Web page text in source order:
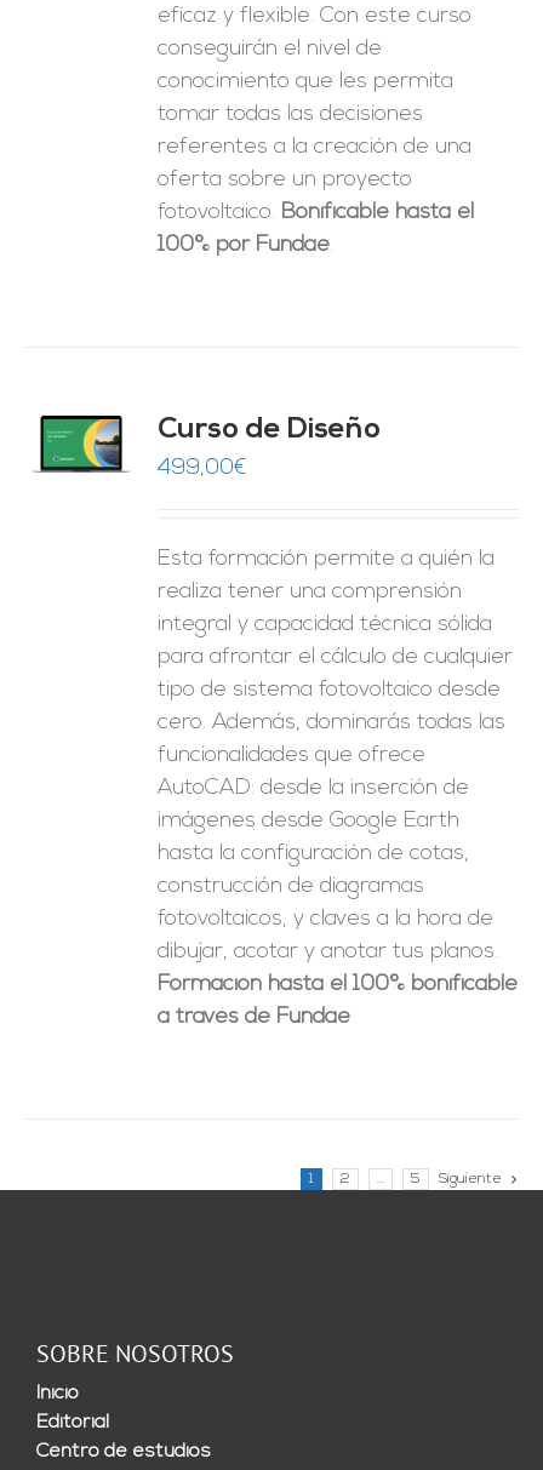
eficaz y flexible. Con este curso
conseguirán el nivel de
conocimiento que les permita
tomar todas las decisiones
referentes a la creación de una
oferta sobre un proyecto
fotovoltaico. Bonificable hasta el
100% por Fundae.
Curso de Diseño
499,00€
Esta formación permite a quién la
realiza tener una comprensión
integral y capacidad técnica sólida
para afrontar el cálculo de cualquier
tipo de sistema fotovoltaico desde
cero. Además, dominarás todas las
funcionalidades que ofrece
AutoCAD: desde la inserción de
imágenes desde Google Earth
hasta la configuración de cotas,
construcción de diagramas
fotovoltaicos, y claves a la hora de
dibujar, acotar y anotar tus planos.
Formación hasta el 100% bonificable
a través de Fundae
1 2 … 5 Siguiente
SOBRE NOSOTROS
Inicio
Editorial
Centro de estudios